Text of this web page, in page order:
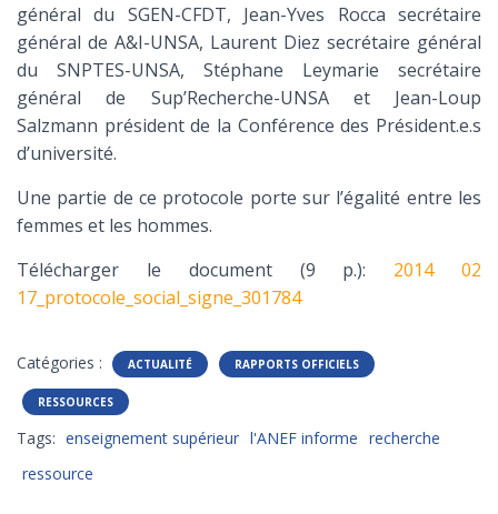
général du SGEN-CFDT, Jean-Yves Rocca secrétaire
général de A&I-UNSA, Laurent Diez secrétaire général
du SNPTES-UNSA, Stéphane Leymarie secrétaire
général de Sup’Recherche-UNSA et Jean-Loup
Salzmann président de la Conférence des Président.e.s
d’université.
Une partie de ce protocole porte sur l’égalité entre les
femmes et les hommes.
Télécharger le document (9 p.): 2014 02
17_protocole_social_signe_301784
Catégories : ACTUALITÉ RAPPORTS OFFICIELS
RESSOURCES
Tags: enseignement supérieur l'ANEF informe recherche
ressource